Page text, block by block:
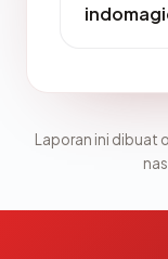
Laporan ini dibuat